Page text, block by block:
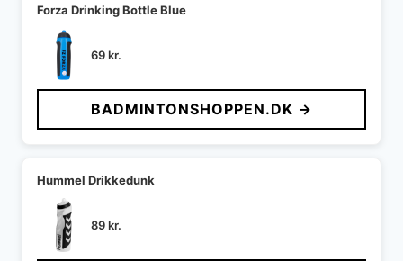
Forza Drinking Bottle Blue
69kr.
BADMINTONSHOPPEN.DK →
Hummel Drikkedunk
89kr.